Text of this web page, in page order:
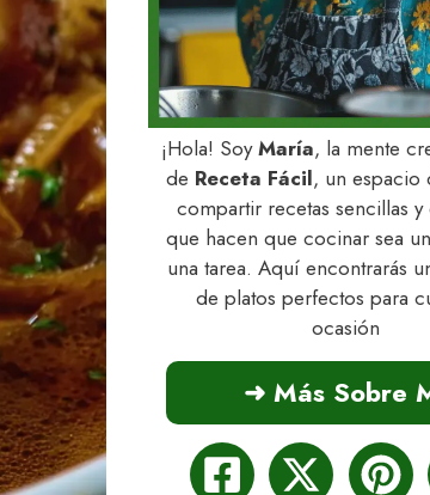
¡Hola! SoyMaría, la mente
de Receta Fácil, un espacio
compartir recetas sencillas y
que hacen que cocinar sea
una tarea. Aquí encontrarás
de platos perfectos para
ocasión
➜ Más Sobre